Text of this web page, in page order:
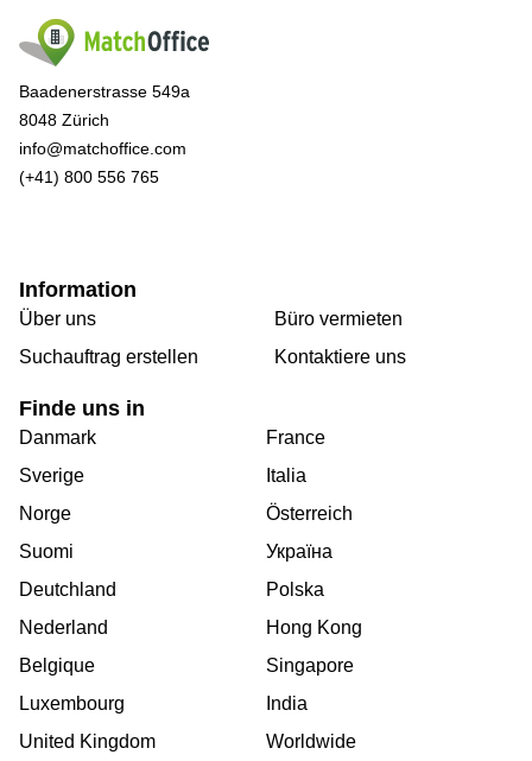
Baadenerstrasse 549a
8048 Zürich
info@matchoffice.com
(+41) 800 556 765
Information
Über uns
Suchauftrag erstellen
Büro vermieten
Kontaktiere uns
Finde uns in
Danmark
Sverige
Norge
Suomi
Deutchland
Nederland
Belgique
Luxembourg
United Kingdom
France
Italia
Österreich
Україна
Polska
Hong Kong
Singapore
India
Worldwide